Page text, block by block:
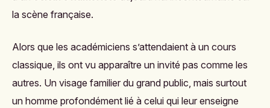
la scène française.
Alors que les académiciens s’attendaient à un cours
classique, ils ont vu apparaître un invité pas comme les
autres. Un visage familier du grand public, mais surtout
un homme profondément lié à celui qui leur enseigne